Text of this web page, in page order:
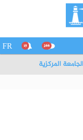
266
15
FR
الجامعة المركزية